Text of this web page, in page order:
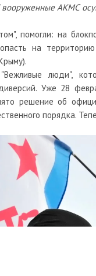
вооруженные АКМС
помогли: на
на
люди",
Уже 28
решение об
порядка.